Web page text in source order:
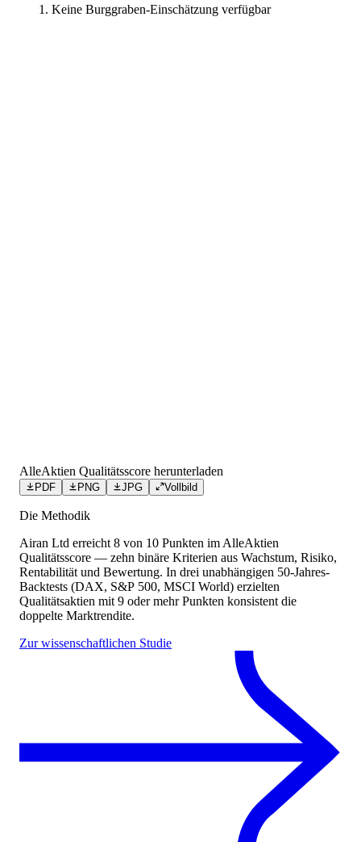
Keine Burggraben-Einschätzung verfügbar
AlleAktien Qualitätsscore herunterladen
PDF PNG JPG Vollbild
Die Methodik
Airan Ltd erreicht 8 von 10 Punkten im AlleAktien
Qualitätsscore — zehn binäre Kriterien aus Wachstum, Risiko,
Rentabilität und Bewertung. In drei unabhängigen 50-Jahres-
Backtests (DAX, S&P 500, MSCI World) erzielten
Qualitätsaktien mit 9 oder mehr Punkten konsistent die
doppelte Marktrendite.
Zur wissenschaftlichen Studie